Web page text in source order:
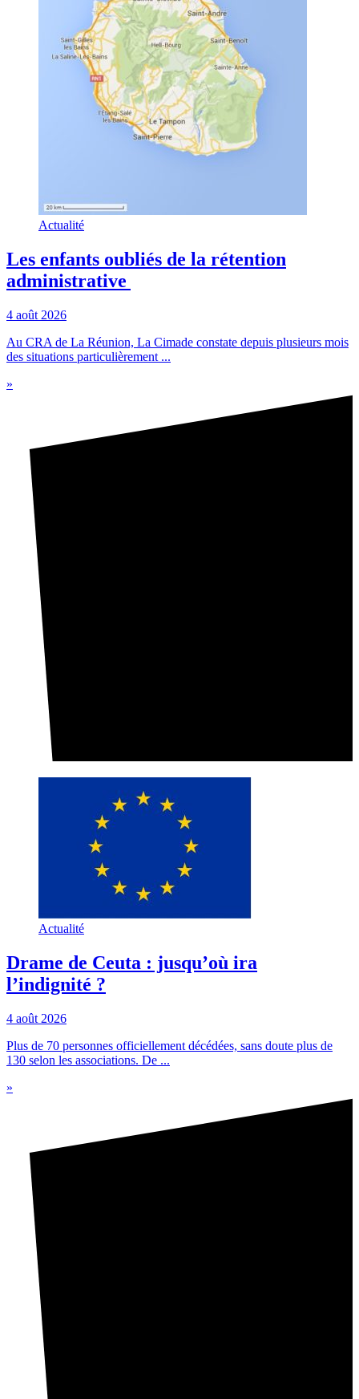
Actualité
Les enfants oubliés de la rétention
administrative
4 août 2026
Au CRA de La Réunion, La Cimade constate depuis plusieurs mois
des situations particulièrement ...
»
Actualité
Drame de Ceuta : jusqu’où ira
l’indignité ?
4 août 2026
Plus de 70 personnes officiellement décédées, sans doute plus de
130 selon les associations. De ...
»